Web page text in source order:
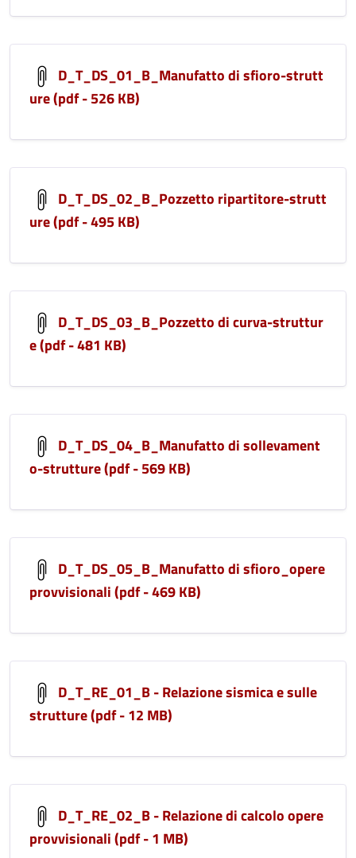
D_T_DS_01_B_Manufatto di sfioro-strutt
ure (pdf - 526 KB)
D_T_DS_02_B_Pozzetto ripartitore-strutt
ure (pdf - 495 KB)
D_T_DS_03_B_Pozzetto di curva-struttur
e (pdf - 481 KB)
D_T_DS_04_B_Manufatto di sollevament
o-strutture (pdf - 569 KB)
D_T_DS_05_B_Manufatto di sfioro_opere
provvisionali (pdf - 469 KB)
D_T_RE_01_B - Relazione sismica e sulle
strutture (pdf - 12 MB)
D_T_RE_02_B - Relazione di calcolo opere
provvisionali (pdf - 1 MB)